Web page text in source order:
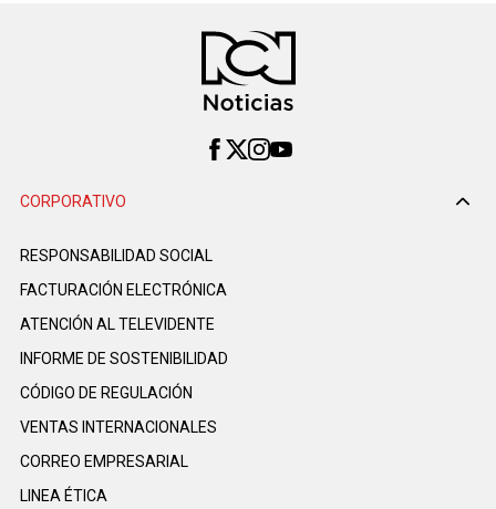
CORPORATIVO
RESPONSABILIDAD SOCIAL
FACTURACIÓN ELECTRÓNICA
ATENCIÓN AL TELEVIDENTE
INFORME DE SOSTENIBILIDAD
CÓDIGO DE REGULACIÓN
VENTAS INTERNACIONALES
CORREO EMPRESARIAL
LINEA ÉTICA